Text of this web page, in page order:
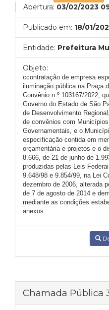
Abertura: 03/02/2023
Publicado em: 18/01/
Entidade: Prefeitura
Objeto:
ccontratação de empresa
iluminação pública na Praça
Convênio n.º 103167/2022,
Governo do Estado de São
de Desenvolvimento
de convênios com
Governamentais, e o
especificação contida em
orçamentária e projetos e o
8.666, de 21 de junho de
produzidas pelas Leis
9.648/98 e 9.854/99, na Lei
dezembro de 2006, alterada
de 7 de agosto de 2014 e
mediante as condições
anexos.
Chamada Pública